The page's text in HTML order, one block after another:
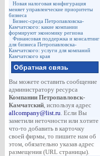
Новая налоговая конфигурация
меняет управленческие приоритеты
бизнеса
Бизнес-среда Петропавловска-
Камчатского: какие компании
формируют экономику региона
Финансовая поддержка и консалтинг
для бизнеса Петропавловска-
Камчатского: услуги для компаний
Камчатского края
Обратная связь
Вы можете оставить сообщение
администратору ресурса
Компании Петропавловск-
Камчатский, используя адрес
allcompany@list.ru. Если Вы
заметили неточности или хотите
что-то добавить в карточку
своей фирмы, то пишите нам об
этом, обязательно указав адрес
размещения (URL страницы).